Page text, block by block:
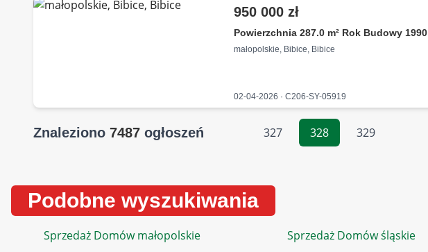
950 000 zł
Powierzchnia 287.0 m² Rok Budowy 1990
małopolskie, Bibice, Bibice
02-04-2026 · C206-SY-05919
Znaleziono 7487 ogłoszeń 327 328 329
Podobne wyszukiwania
Sprzedaż Domów małopolskie Sprzedaż Domów śląskie